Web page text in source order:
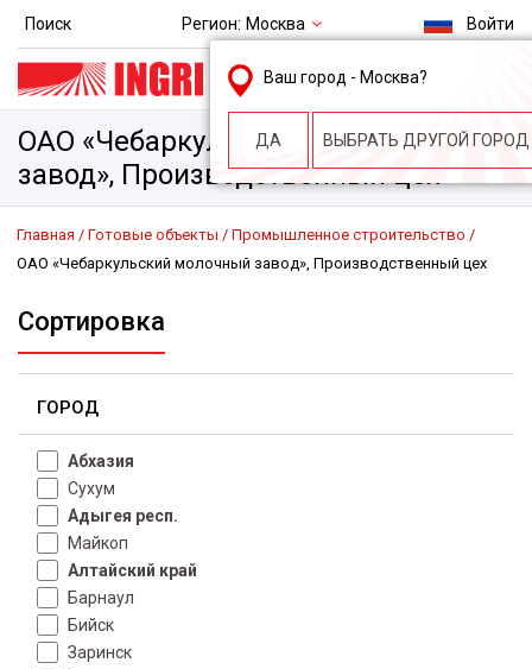
Поиск Регион: Москва
Ваш город - Москва?
ДА ВЫБРАТЬ ДРУГОЙ ГОРОД
Войти
msk@ingri.ru
пн. – пт.: 9.00-18.00
ОАО «Чебаркульский молочный
завод», Производственный цех
Главная Готовые объекты
Промышленное строительство
ОАО «Чебаркульский молочный завод», Производственный цех
Сортировка
ГОРОД
Абхазия
Сухум
Адыгея респ.
Майкоп
Алтайский край
Барнаул
Бийск
Заринск